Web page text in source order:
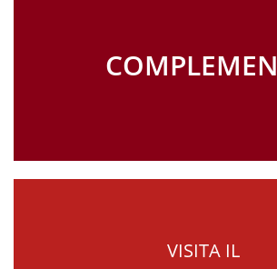
VISITA IL